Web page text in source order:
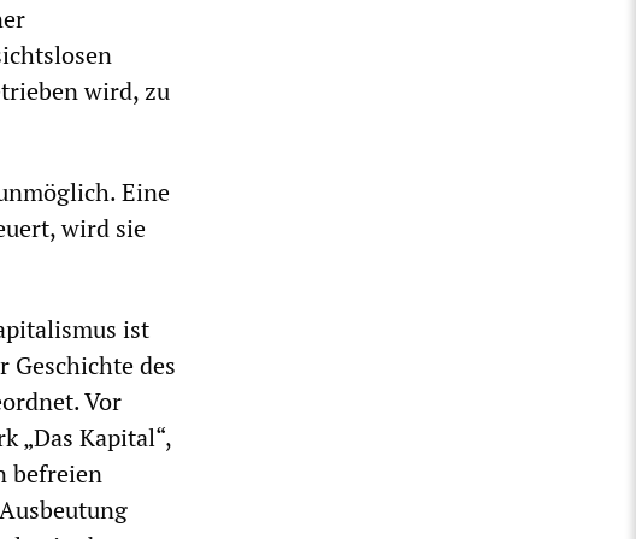
wird, zu
Eine
wird sie
ist
Geschichte des
Vor
„Das Kapital“,
befreien